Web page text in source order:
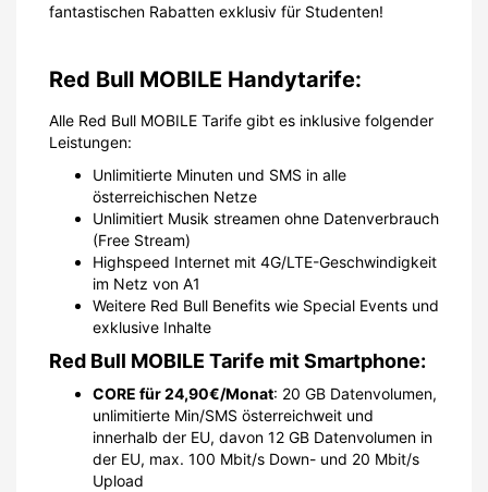
fantastischen Rabatten exklusiv für Studenten!
Red Bull MOBILE Handytarife:
Alle Red Bull MOBILE Tarife gibt es inklusive folgender
Leistungen:
Unlimitierte Minuten und SMS in alle
österreichischen Netze
Unlimitiert Musik streamen ohne Datenverbrauch
(Free Stream)
Highspeed Internet mit 4G/LTE-Geschwindigkeit
im Netz von A1
Weitere Red Bull Benefits wie Special Events und
exklusive Inhalte
Red Bull MOBILE Tarife mit Smartphone:
CORE für 24,90€/Monat: 20 GB Datenvolumen,
unlimitierte Min/SMS österreichweit und
innerhalb der EU, davon 12 GB Datenvolumen in
der EU, max. 100 Mbit/s Down- und 20 Mbit/s
Upload